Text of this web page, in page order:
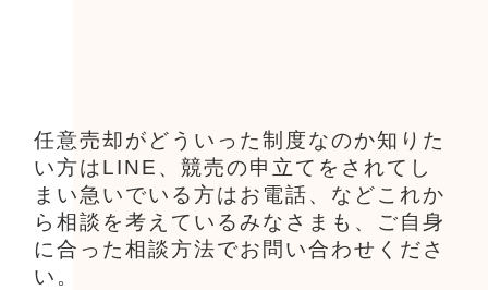
任意売却がどういった制度なのか知りた
い方はLINE、競売の申立てをされてし
まい急いでいる方はお電話、などこれか
ら相談を考えているみなさまも、ご自身
に合った相談方法でお問い合わせくださ
い。